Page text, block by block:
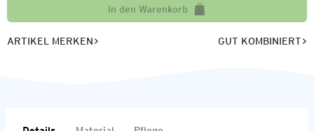
In den Warenkorb
ARTIKEL MERKEN GUT KOMBINIERT